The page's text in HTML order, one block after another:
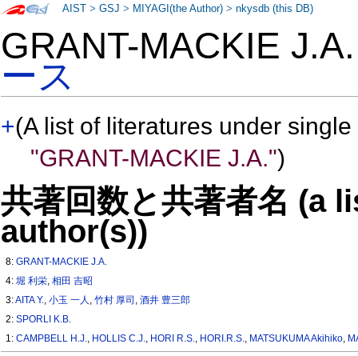
GRANT-MACKIE
ース
+(A list of literatures under
"GRANT-MACKIE J.A.")
共著回数と共著者名 (a
author(s))
8:GRANT-MACKIE J.A.
4:堀 利栄,相田 吉昭
3:AITA Y.,小玉 一人 ,竹村 厚司 ,酒井 豊三郎
2:SPORLI K.B.
1:CAMPBELL H.J., HOLLIS C.J., HORI R.S., HORI.R.S., MATSUKUMA Akihiko,
AIST >GSJ > MIYAGI(the Author) >nkysdb (this DB)